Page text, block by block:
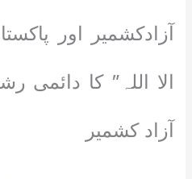
آزادکشمیر اور
الا اللہ” کا دائمی
آزاد کشمیر